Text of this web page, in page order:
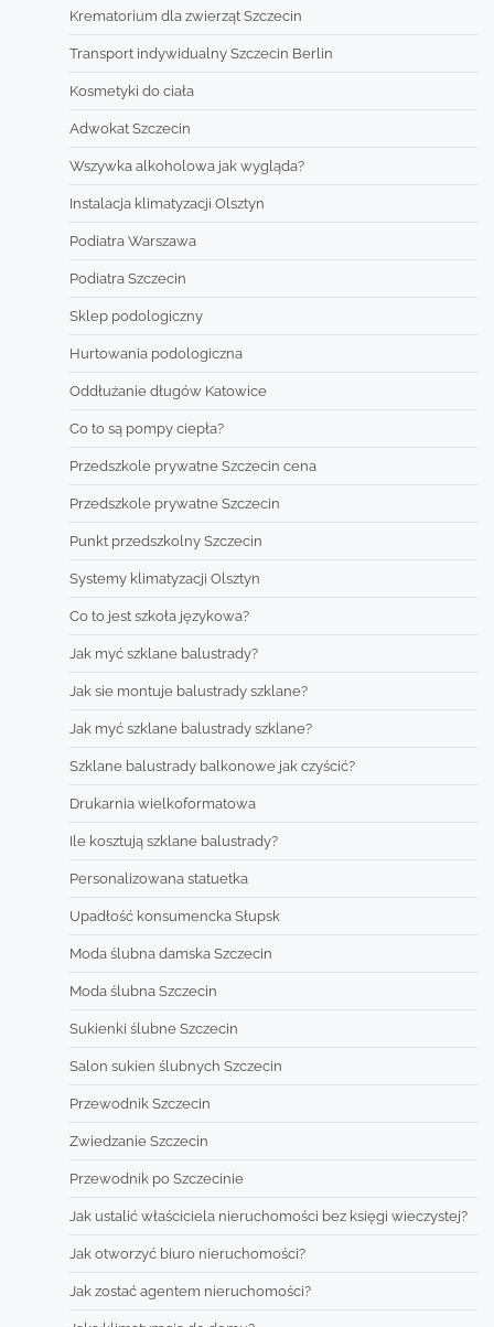
Krematorium dla zwierząt Szczecin
Transport indywidualny Szczecin Berlin
Kosmetyki do ciała
Adwokat Szczecin
Wszywka alkoholowa jak wygląda?
Instalacja klimatyzacji Olsztyn
Podiatra Warszawa
Podiatra Szczecin
Sklep podologiczny
Hurtowania podologiczna
Oddłużanie długów Katowice
Co to są pompy ciepła?
Przedszkole prywatne Szczecin cena
Przedszkole prywatne Szczecin
Punkt przedszkolny Szczecin
Systemy klimatyzacji Olsztyn
Co to jest szkoła językowa?
Jak myć szklane balustrady?
Jak sie montuje balustrady szklane?
Jak myć szklane balustrady szklane?
Szklane balustrady balkonowe jak czyścić?
Drukarnia wielkoformatowa
Ile kosztują szklane balustrady?
Personalizowana statuetka
Upadłość konsumencka Słupsk
Moda ślubna damska Szczecin
Moda ślubna Szczecin
Sukienki ślubne Szczecin
Salon sukien ślubnych Szczecin
Przewodnik Szczecin
Zwiedzanie Szczecin
Przewodnik po Szczecinie
Jak ustalić właściciela nieruchomości bez księgi wieczystej?
Jak otworzyć biuro nieruchomości?
Jak zostać agentem nieruchomości?